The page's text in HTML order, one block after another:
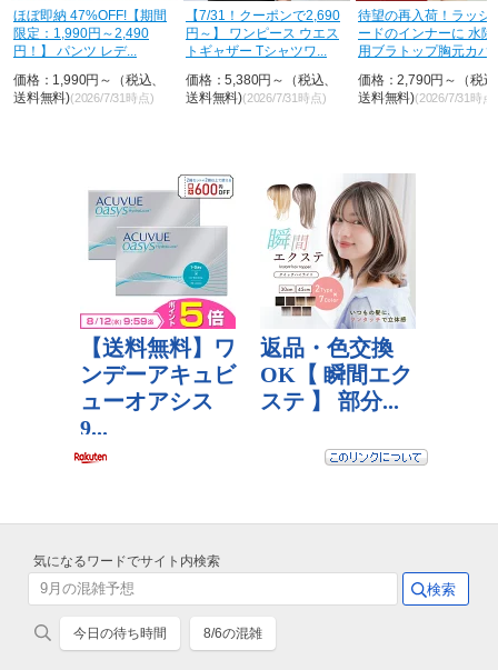
ほぼ即納 47%OFF!【期間
限定：1,990円～2,490
円！】 パンツ レデ...
価格：1,990円～（税込、
送料無料)(2026/7/31時点)
【7/31！クーポンで2,690
円～】 ワンピース ウエス
トギャザー Tシャツワ...
価格：5,380円～（税込、
送料無料)(2026/7/31時点)
待望の再入荷！ラッシ
ードのインナーに 水陸
用ブラトップ胸元カバ
価格：2,790円～（税
送料無料)(2026/7/31時点)
気になるワードでサイト内検索
今日の待ち時間 8/6の混雑